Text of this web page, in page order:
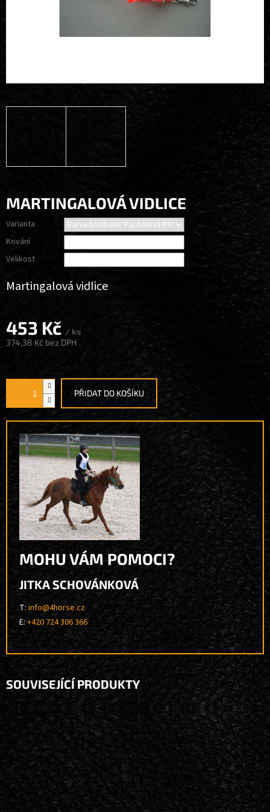
MARTINGALOVÁ VIDLICE
453 Kč / ks
374,38 Kč bez DPH
Varianta
Kování
Velikost
PŘIDAT DO KOŠÍKU
MOHU VÁM POMOCI?
JITKA SCHOVÁNKOVÁ
T: info@4horse.cz
E:+420 724 306 366
Martingalová vidlice
SOUVISEJÍCÍ PRODUKTY